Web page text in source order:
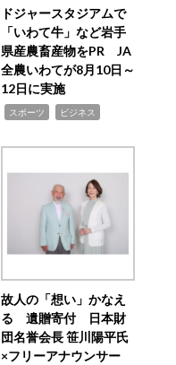
ドジャースタジアムで
「いわて牛」など岩手
県産農畜産物をPR JA
全農いわてが8月10日～
12日に実施
スポーツ ビジネス
故人の「想い」かなえ
る 遺贈寄付 日本財
団名誉会長 笹川陽平氏
×フリーアナウンサー